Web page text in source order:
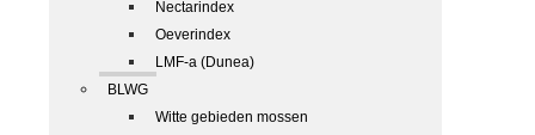
Nectarindex
Oeverindex
LMF-a (Dunea)
BLWG
Witte gebieden mossen